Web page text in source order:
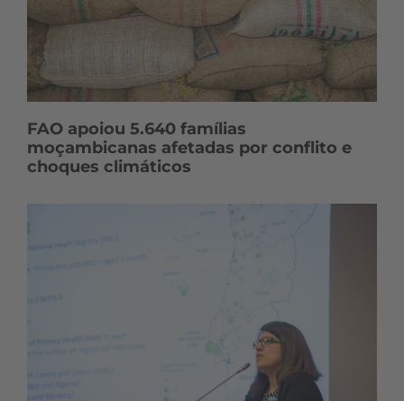
FAO apoiou 5.640 famílias
moçambicanas afetadas por conflito e
choques climáticos